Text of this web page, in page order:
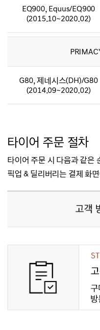
EQ900, Equus/EQ900
(2015.10~2020.02)
G80, 제네시스(DH)/G80
(2014.09~2020.02)
타이어 주문 절차
타이어 주문 시 다음과 같은
픽업 & 딜리버리는 결제 화